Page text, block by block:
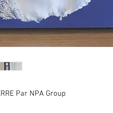
Par NPA Group